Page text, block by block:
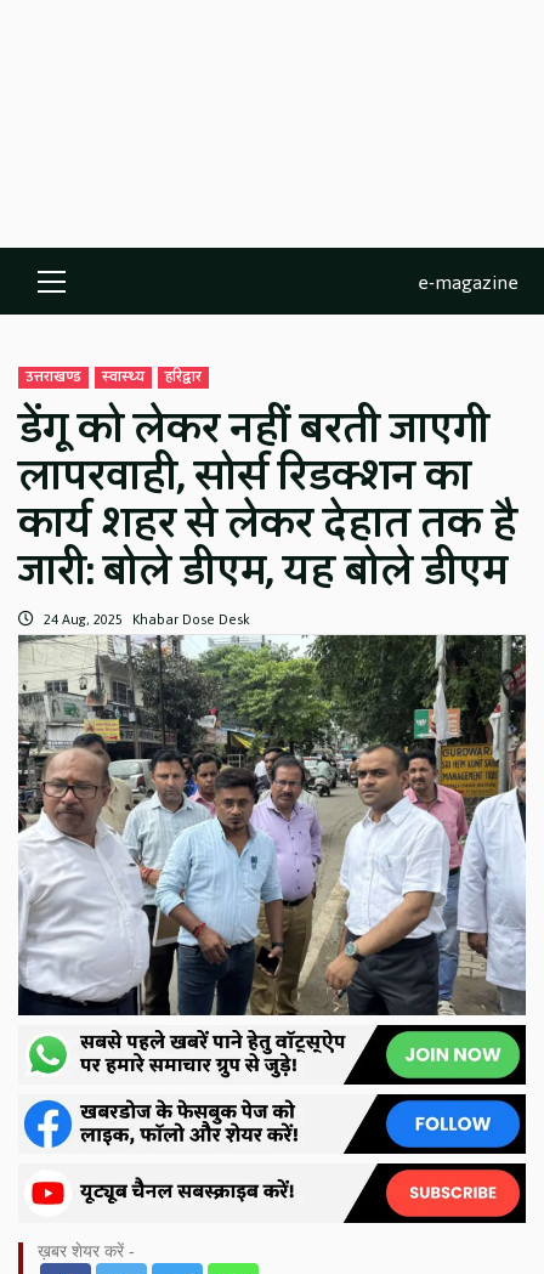
Primary
Menu
e-magazine
उत्तराखण्ड स्वास्थ्य हरिद्वार
डेंगू को लेकर नहीं बरती जाएगी
लापरवाही, सोर्स रिडक्शन का
कार्य शहर से लेकर देहात तक है
जारी: बोले डीएम, यह बोले डीएम
24 Aug, 2025 Khabar Dose Desk
ख़बर शेयर करें -